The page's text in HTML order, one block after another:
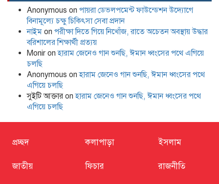
Anonymous on পায়রা ডেভলপমেন্ট ফাউন্ডেশন উদ্যোগে
বিনামূল্যে চক্ষু চিকিৎসা সেবা প্রদান
নাইম on পরীক্ষা দিতে গিয়ে নিখোঁজ, রাতে অচেতন অবস্থায় উদ্ধার
বরিশালের শিক্ষার্থী প্রত্যয়
Monir onহারাম জেনেও গান শুনছি, ঈমান ধ্বংসের পথে এগিয়ে
চলছি
Anonymous onহারাম জেনেও গান শুনছি, ঈমান ধ্বংসের পথে
এগিয়ে চলছি
সুইটি আক্তার onহারাম জেনেও গান শুনছি, ঈমান ধ্বংসের পথে
এগিয়ে চলছি
প্রচ্ছদ কলাপাড়া ইসলাম
জাতীয় ফিচার রাজনীতি